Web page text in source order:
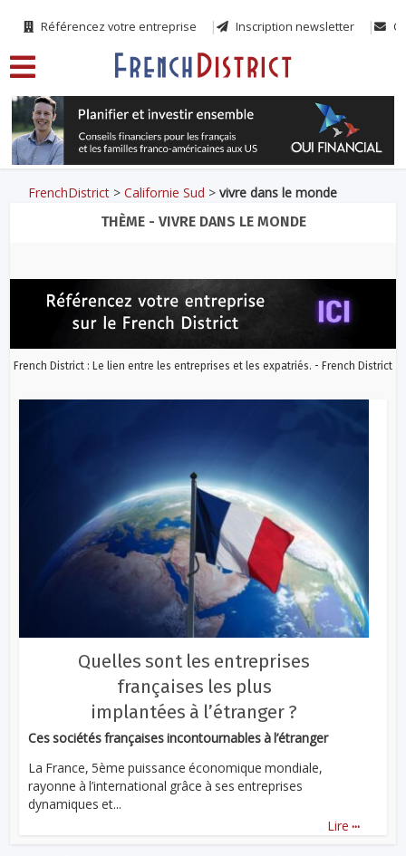
Référencez votre entreprise Inscription newsletter
FrenchDistrict >Californie Sud >vivre dans le monde
THÈME - VIVRE DANS LE MONDE
French District : Le lien entre les entreprises et les expatriés. - French District
Quelles sont les entreprises
françaises les plus
implantées à l’étranger ?
Ces sociétés françaises incontournables à l’étranger
La France, 5ème puissance économique mondiale,
rayonne à l’international grâce à ses entreprises
dynamiques et...
Lire ...